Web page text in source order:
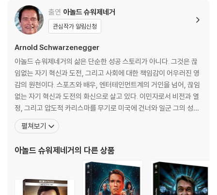
출연 아놀드 슈워제네거
관심작가 알림신청
Arnold Schwarzenegger
아놀드 슈워제네거의 삶은 단순한 성공 스토리가 아니다. 그것은 끊
임없는 자기 혁신과 도전, 그리고 사회에 대한 책임감이 어우러진 영
감의 원천이다. 스포츠와 배우, 엔터테인먼트계의 거인을 넘어, 끊임
없는 자기 혁신과 도전의 화신으로 살고 있다. 이민자로서 비전과 열
정, 그리고 압도적 카리스마를 무기로 미국에 건너와 일군 그의 성공
스토리는 아메리칸 드림의 현대적 상징이 되었다. 세계 보디빌딩 챔
피언에서 할리우드 액션 히어로로, 다시 성공한 사업가와 환경운동
르기까지, 그의 다채로운 인생 여정은 한 인간의 잠재력
펼쳐보기
아놀드 슈워제네거의 다른 상품